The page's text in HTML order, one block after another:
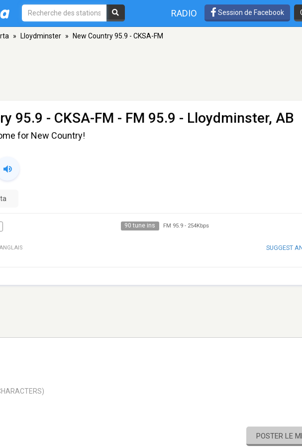
RADIO Session de Facebook
» Lloydminster » New Country 95.9 - CKSA-FM
95.9 - CKSA-FM - FM 95.9 - Lloydminster, AB
for New Country!
90 tune ins FM 95.9- 254Kbps
ANGLAIS SUGGEST
POSTER LE